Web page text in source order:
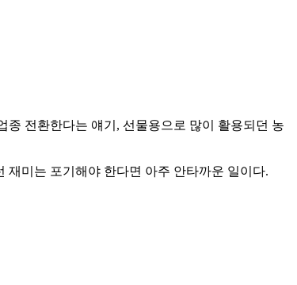
전환한다는 얘기, 선물용으로 많이 활용되던 농
재미는 포기해야 한다면 아주 안타까운 일이다.